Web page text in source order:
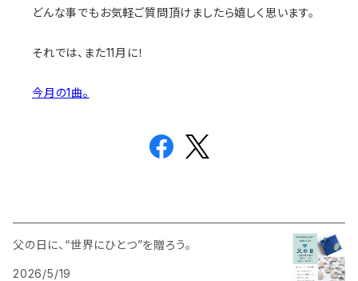
どんな事でもお気軽ご質問頂けましたら嬉しく思います。
それでは、また11月に！
今月の1曲。
父の日に、“世界にひとつ”を贈ろう。
2026/5/19